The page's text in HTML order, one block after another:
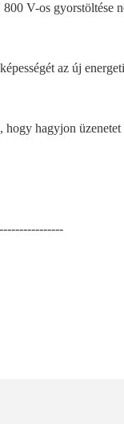
V-os gyorstöltése
az új
hagyjon